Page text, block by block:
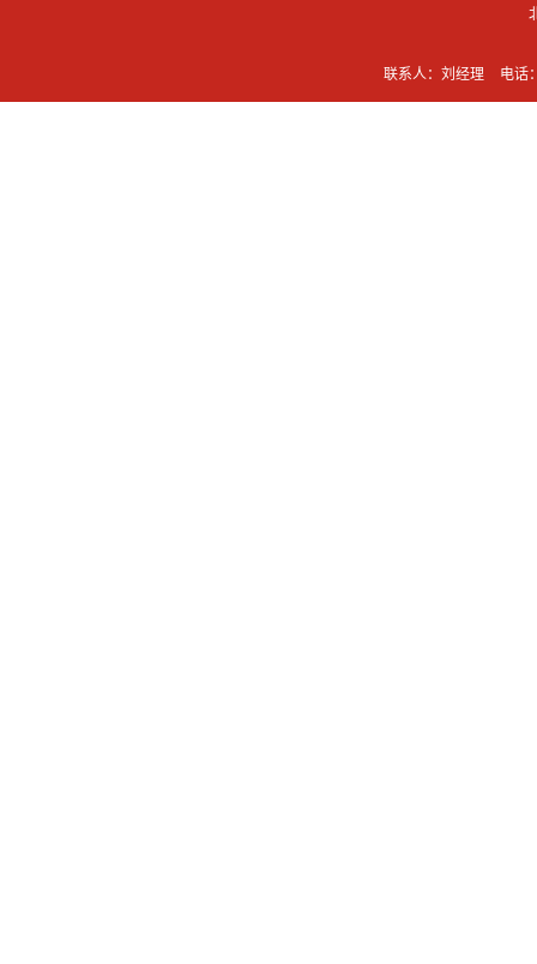
联系人：刘经理 电话